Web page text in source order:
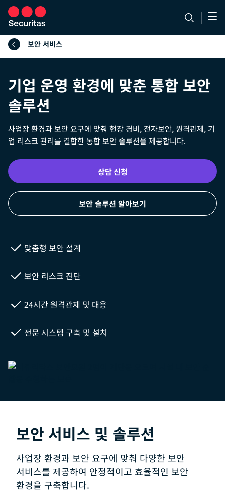
보안 서비스
기업 운영 환경에 맞춘 통합 보안
솔루션
사업장 환경과 보안 요구에 맞춰 현장 경비, 전자보안, 원격관제, 기
업 리스크 관리를 결합한 통합 보안 솔루션을 제공합니다.
상담 신청
보안 솔루션 알아보기
맞춤형 보안 설계
보안 리스크 진단
24시간 원격관제 및 대응
전문 시스템 구축 및 설치
보안 서비스 및 솔루션
사업장 환경과 보안 요구에 맞춰 다양한 보안
서비스를 제공하여 안정적이고 효율적인 보안
환경을 구축합니다.